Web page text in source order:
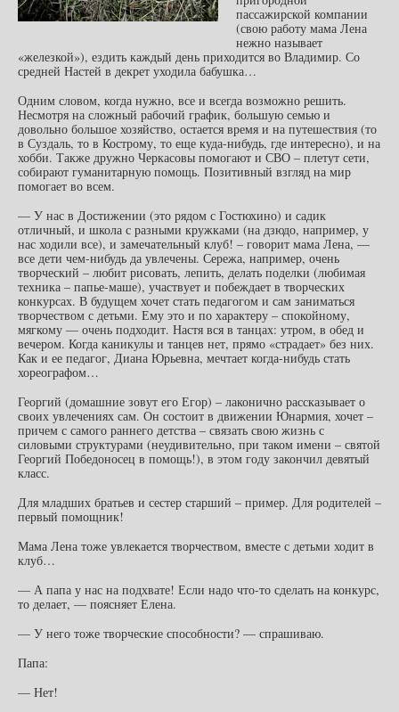
пассажирской компании
(свою работу мама Лена
нежно называет
«железкой»), ездить каждый день приходится во Владимир. Со
средней Настей в декрет уходила бабушка…
Одним словом, когда нужно, все и всегда возможно решить.
Несмотря на сложный рабочий график, большую семью и
довольно большое хозяйство, остается время и на путешествия (то
в Суздаль, то в Кострому, то еще куда-нибудь, где интересно), и на
хобби. Также дружно Черкасовы помогают и СВО – плетут сети,
собирают гуманитарную помощь. Позитивный взгляд на мир
помогает во всем.
— У нас в Достижении (это рядом с Гостюхино) и садик
отличный, и школа с разными кружками (на дзюдо, например, у
нас ходили все), и замечательный клуб! – говорит мама Лена, —
все дети чем-нибудь да увлечены. Сережа, например, очень
творческий – любит рисовать, лепить, делать поделки (любимая
техника – папье-маше), участвует и побеждает в творческих
конкурсах. В будущем хочет стать педагогом и сам заниматься
творчеством с детьми. Ему это и по характеру – спокойному,
мягкому — очень подходит. Настя вся в танцах: утром, в обед и
вечером. Когда каникулы и танцев нет, прямо «страдает» без них.
Как и ее педагог, Диана Юрьевна, мечтает когда-нибудь стать
хореографом…
Георгий (домашние зовут его Егор) – лаконично рассказывает о
своих увлечениях сам. Он состоит в движении Юнармия, хочет –
причем с самого раннего детства – связать свою жизнь с
силовыми структурами (неудивительно, при таком имени – святой
Георгий Победоносец в помощь!), в этом году закончил девятый
класс.
Для младших братьев и сестер старший – пример. Для родителей –
первый помощник!
Мама Лена тоже увлекается творчеством, вместе с детьми ходит в
клуб…
— А папа у нас на подхвате! Если надо что-то сделать на конкурс,
то делает, — поясняет Елена.
— У него тоже творческие способности? — спрашиваю.
Папа:
— Нет!